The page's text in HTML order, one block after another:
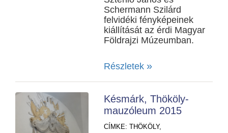
Schermann Szilárd
felvidéki fényképeinek
kiállítását az érdi Magyar
Földrajzi Múzeumban.
Részletek »
Késmárk, Thököly-
mauzóleum 2015
CÍMKE:THÖKÖLY,